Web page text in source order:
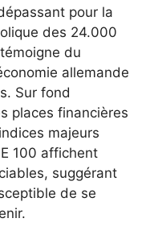
pour la
des 24.000
du
allemande
Sur fond
places financières
majeurs
100 affichent
suggérant
de se